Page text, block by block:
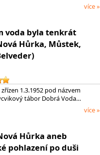
více »
voda byla tenkrát
Hůrka, Můstek,
1.3.1952 pod názvem
tábor Dobrá Voda…
více »
Hůrka aneb
pohlazení po duši